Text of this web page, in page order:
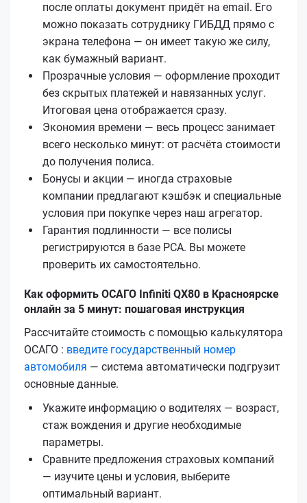
после оплаты документ придёт на email. Его
можно показать сотруднику ГИБДД прямо с
экрана телефона — он имеет такую же силу,
как бумажный вариант.
Прозрачные условия — оформление проходит
без скрытых платежей и навязанных услуг.
Итоговая цена отображается сразу.
Экономия времени — весь процесс занимает
всего несколько минут: от расчёта стоимости
до получения полиса.
Бонусы и акции — иногда страховые
компании предлагают кэшбэк и специальные
условия при покупке через наш агрегатор.
Гарантия подлинности — все полисы
регистрируются в базе РСА. Вы можете
проверить их самостоятельно.
Как оформить ОСАГО Infiniti QX80 в Красноярске
онлайн за 5 минут: пошаговая инструкция
Рассчитайте стоимость с помощью калькулятора
ОСАГО : введите государственный номер
автомобиля — система автоматически подгрузит
основные данные.
Укажите информацию о водителях — возраст,
стаж вождения и другие необходимые
параметры.
Сравните предложения страховых компаний
— изучите цены и условия, выберите
оптимальный вариант.